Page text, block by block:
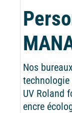
Nos
technologie
UV Roland
encre